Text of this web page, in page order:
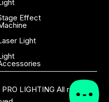
Effect
Light
LIGHTING All rights